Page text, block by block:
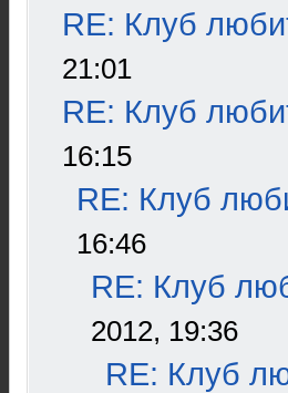
RE: Клуб
21:01
RE: Клуб
16:15
RE: Клуб
16:46
RE: Клуб
2012, 19:36
RE: Клуб